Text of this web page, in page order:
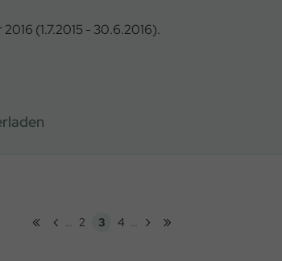
(1.7.2015 - 30.6.2016).
Erste
«
Vorherige
‹ Seite
2
Aktuelle
3
Seite
4
Nächste
›
Letzte
»